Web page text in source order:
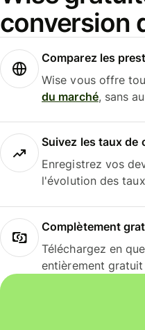
conversion
Comparez les
Wise vous offre
du marché, sans
Suivez les taux de
Enregistrez vos
l'évolution des
Complètement
Téléchargez en
entièrement